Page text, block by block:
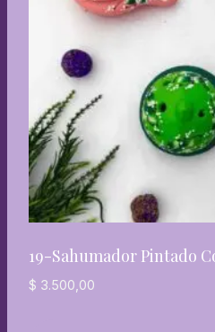
19-Sahumador Pintado
$ 3.500,00